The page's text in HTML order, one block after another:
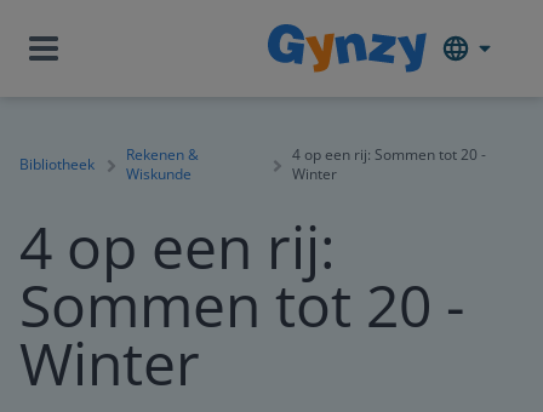
Bibliotheek
Rekenen &
Wiskunde
4 op een rij: Sommen tot 20 -
Winter
4 op een rij:
Sommen tot 20 -
Winter